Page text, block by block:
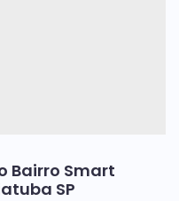
Bairro Smart
SP